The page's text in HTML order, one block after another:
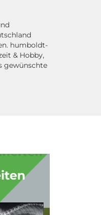
humboldt-
& Hobby,
gewünschte